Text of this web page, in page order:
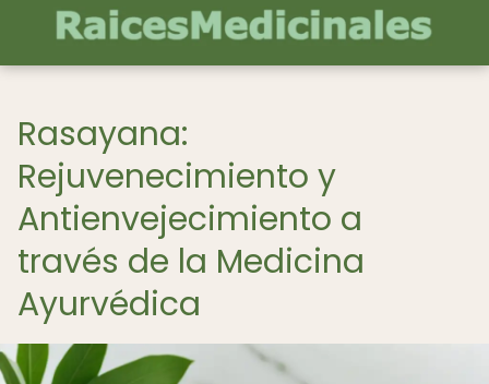
Rasayana:
Rejuvenecimiento y
Antienvejecimiento a
través de la Medicina
Ayurvédica